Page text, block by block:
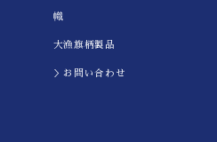
幟
大漁旗柄製品
＞お問い合わせ